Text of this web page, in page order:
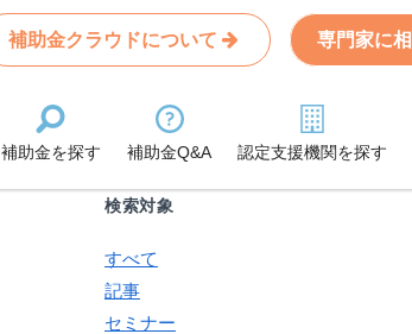
補助金クラウドについて 専門家に
補助金を探す 補助金Q&A 認定支援機関を探す
Search
条件から記事を探す
検索対象
すべて
記事
セミナー